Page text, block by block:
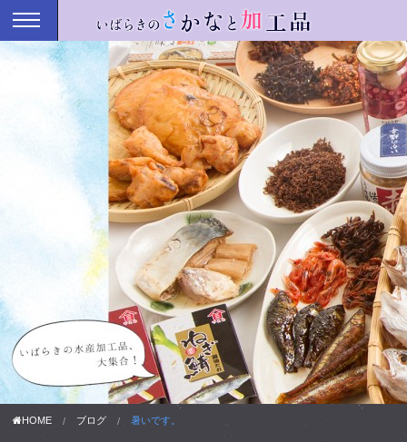
HOME ブログ 暑いです。